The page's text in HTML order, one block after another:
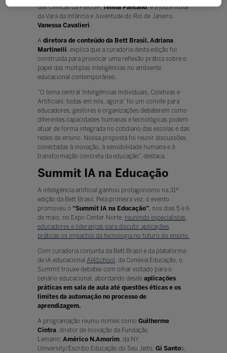
das Clínicas da FMUSP,Telma Pantano; e a juíza titular
da Vara da Infância e Juventude do Rio de Janeiro,
Vanessa Cavalieri.
A diretora de conteúdo da Bett Brasil, Adriana
Martinelli, explica que a curadoria desta edição foi
construída para provocar uma reflexão prática sobre o
papel das múltiplas inteligências no ambiente
educacional contemporâneo.
“O tema central ‘Inteligências Individuais, Coletivas e
Artificiais: todas em nós, agora!’ foi um convite para
educadores, gestores e organizações debaterem como
diferentes capacidades humanas e tecnológicas podem
atuar de forma integrada no cotidiano das escolas e das
redes de ensino. Nossa proposta foi reunir discussões
conectadas à inovação, à sensibilidade humana e à
transformação concreta da educação”, destaca.
Summit IA na Educação
A inteligência artificial ganhou protagonismo na 31ª
edição da Bett Brasil. Pela primeira vez, o evento
promoveu o “Summit IA na Educação”, nos dias 5 e 6
de maio, no Expo Center Norte, reunindo especialistas,
educadores e lideranças para discutir aplicações
práticas os impactos da tecnologia no futuro do ensino.
Com curadoria conjunta da Bett Brasil e da plataforma
de IA educacional AI4School , da Conexia Educação, o
Summit trouxe debates com olhar voltado para o
cenário educacional, abordando desde aplicações
práticas em sala de aula até questões éticas e os
limites da automação no processo de
aprendizagem.
A programação reuniu nomes como Guilherme
Cintra, diretor de Inovação da Fundação
Lemann; Américo N.Amorim, da NY
University/Escribo Educação do Seu Jeito; Gi Santos,